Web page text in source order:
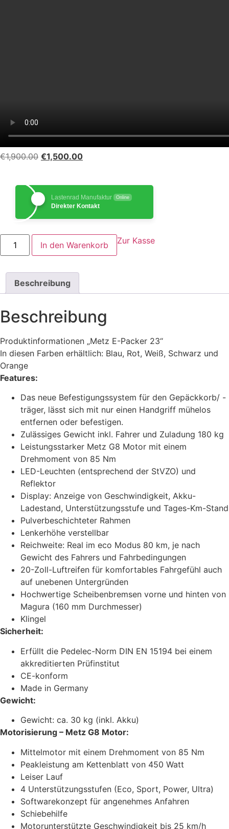
€1,900.00 Ursprünglicher
€1,900.00
€1,500.00Aktueller
€1,500.00.
Lastenrad Manufaktur Online
Direkter Kontakt
Metz
Lastenrad
PACKR
Menge
In den Warenkorb Zur Kasse
Beschreibung
Beschreibung
Produktinformationen „Metz E-Packer 23“
In diesen Farben erhältlich: Blau, Rot, Weiß, Schwarz und
Orange
Features:
Das neue Befestigungssystem für den Gepäckkorb/ -
träger, lässt sich mit nur einen Handgriff mühelos
entfernen oder befestigen.
Zulässiges Gewicht inkl. Fahrer und Zuladung 180 kg
Leistungsstarker Metz G8 Motor mit einem
Drehmoment von 85 Nm
LED-Leuchten (entsprechend der StVZO) und
Reflektor
Display: Anzeige von Geschwindigkeit, Akku-
Ladestand, Unterstützungsstufe und Tages-Km-Stand
Pulverbeschichteter Rahmen
Lenkerhöhe verstellbar
Reichweite: Real im eco Modus 80 km, je nach
Gewicht des Fahrers und Fahrbedingungen
20-Zoll-Luftreifen für komfortables Fahrgefühl auch
auf unebenen Untergründen
Hochwertige Scheibenbremsen vorne und hinten von
Magura (160 mm Durchmesser)
Klingel
Sicherheit:
Erfüllt die Pedelec-Norm DIN EN 15194 bei einem
akkreditierten Prüfinstitut
CE-konform
Made in Germany
Gewicht:
Gewicht: ca. 30 kg (inkl. Akku)
Motorisierung – Metz G8 Motor:
Mittelmotor mit einem Drehmoment von 85 Nm
Peakleistung am Kettenblatt von 450 Watt
Leiser Lauf
4 Unterstützungsstufen (Eco, Sport, Power, Ultra)
Softwarekonzept für angenehmes Anfahren
Schiebehilfe
Motorunterstützte Geschwindigkeit bis 25 km/h